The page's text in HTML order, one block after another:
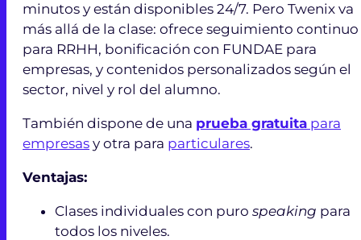
minutos y están disponibles 24/7. Pero Twenix va
más allá de la clase: ofrece seguimiento continuo
para RRHH, bonificación con FUNDAE para
empresas, y contenidos personalizados según el
sector, nivel y rol del alumno.
También dispone de una prueba gratuita para
empresas y otra para particulares.
Ventajas:
Clases individuales con puro speaking para
todos los niveles.